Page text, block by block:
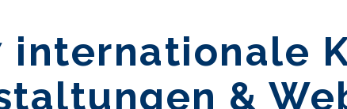
internationale
&